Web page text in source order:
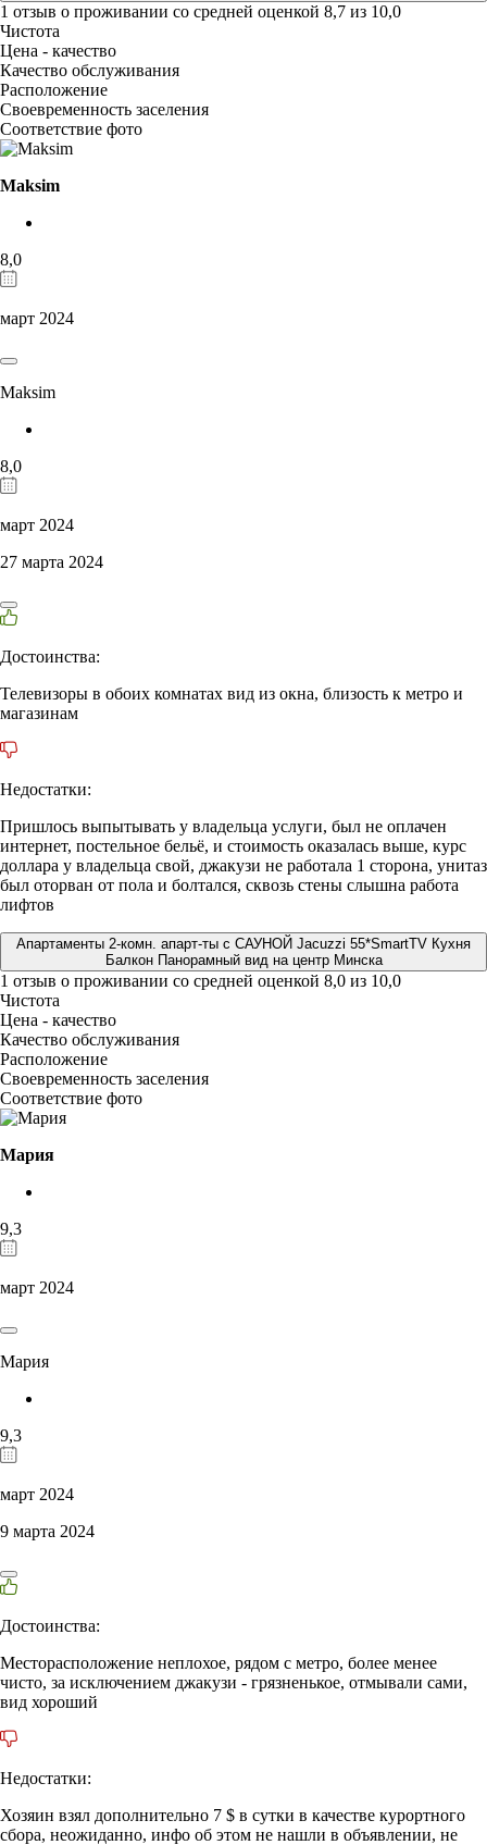
1 отзыв о проживании со средней оценкой 8,7 из 10,0
Чистота
Цена - качество
Качество обслуживания
Расположение
Своевременность заселения
Соответствие фото
Maksim
8,0
март 2024
Maksim
8,0
март 2024
27 марта 2024
Достоинства:
Телевизоры в обоих комнатах вид из окна, близость к метро и
магазинам
Недостатки:
Пришлось выпытывать у владельца услуги, был не оплачен
интернет, постельное бельё, и стоимость оказалась выше, курс
доллара у владельца свой, джакузи не работала 1 сторона, унитаз
был оторван от пола и болтался, сквозь стены слышна работа
лифтов
Апартаменты 2-комн. апарт-ты с САУНОЙ Jacuzzi 55*SmartTV Кухня
Балкон Панорамный вид на центр Минска
1 отзыв о проживании со средней оценкой 8,0 из 10,0
Чистота
Цена - качество
Качество обслуживания
Расположение
Своевременность заселения
Соответствие фото
Мария
9,3
март 2024
Мария
9,3
март 2024
9 марта 2024
Достоинства:
Месторасположение неплохое, рядом с метро, более менее
чисто, за исключением джакузи - грязненькое, отмывали сами,
вид хороший
Недостатки:
Хозяин взял дополнительно 7 $ в сутки в качестве курортного
сбора, неожиданно, инфо об этом не нашли в объявлении, не